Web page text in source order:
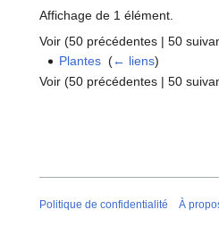
Affichage de 1 élément.
Voir (50 précédentes | 50
Plantes ‎(← liens)
Voir (50 précédentes | 50
Politique de confidentialité À